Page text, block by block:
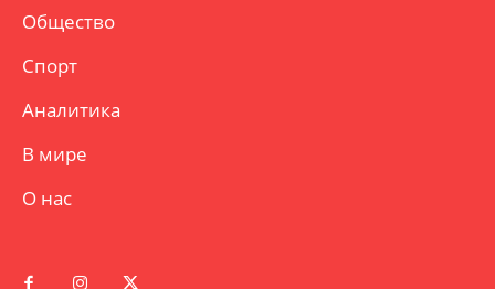
Общество
Спорт
Аналитика
В мире
О нас